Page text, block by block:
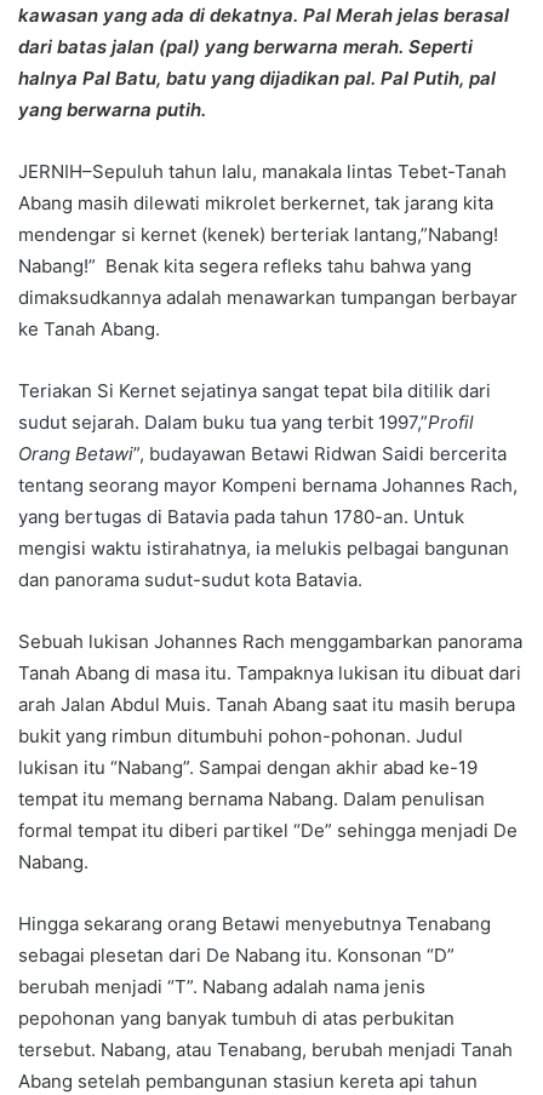
kawasan yang ada di dekatnya. Pal Merah jelas berasal
dari batas jalan (pal) yang berwarna merah. Seperti
halnya Pal Batu, batu yang dijadikan pal. Pal Putih, pal
yang berwarna putih.
JERNIH–Sepuluh tahun lalu, manakala lintas Tebet-Tanah
Abang masih dilewati mikrolet berkernet, tak jarang kita
mendengar si kernet (kenek) berteriak lantang,”Nabang!
Nabang!” Benak kita segera refleks tahu bahwa yang
dimaksudkannya adalah menawarkan tumpangan berbayar
ke Tanah Abang.
Teriakan Si Kernet sejatinya sangat tepat bila ditilik dari
sudut sejarah. Dalam buku tua yang terbit 1997,”Profil
Orang Betawi”, budayawan Betawi Ridwan Saidi bercerita
tentang seorang mayor Kompeni bernama Johannes Rach,
yang bertugas di Batavia pada tahun 1780-an. Untuk
mengisi waktu istirahatnya, ia melukis pelbagai bangunan
dan panorama sudut-sudut kota Batavia.
Sebuah lukisan Johannes Rach menggambarkan panorama
Tanah Abang di masa itu. Tampaknya lukisan itu dibuat dari
arah Jalan Abdul Muis. Tanah Abang saat itu masih berupa
bukit yang rimbun ditumbuhi pohon-pohonan. Judul
lukisan itu “Nabang”. Sampai dengan akhir abad ke-19
tempat itu memang bernama Nabang. Dalam penulisan
formal tempat itu diberi partikel “De” sehingga menjadi De
Nabang.
Hingga sekarang orang Betawi menyebutnya Tenabang
sebagai plesetan dari De Nabang itu. Konsonan “D”
berubah menjadi “T”. Nabang adalah nama jenis
pepohonan yang banyak tumbuh di atas perbukitan
tersebut. Nabang, atau Tenabang, berubah menjadi Tanah
Abang setelah pembangunan stasiun kereta api tahun